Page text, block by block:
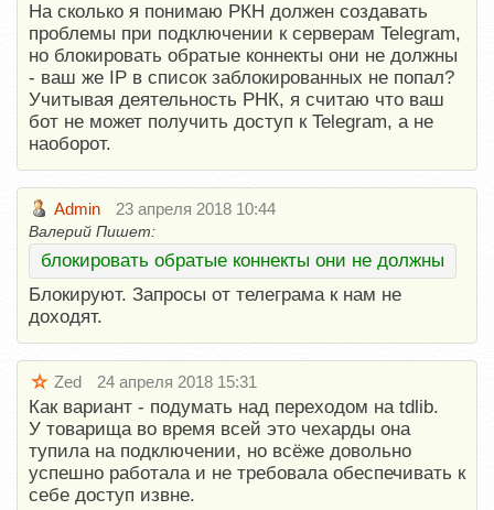
На сколько я понимаю РКН должен создавать
проблемы при подключении к серверам Telegram,
но блокировать обратые коннекты они не должны
- ваш же IP в список заблокированных не попал?
Учитывая деятельность РНК, я считаю что ваш
бот не может получить доступ к Telegram, а не
наоборот.
Admin 23 апреля 2018 10:44
Валерий Пишет:
блокировать обратые коннекты они не должны
Блокируют. Запросы от телеграма к нам не
доходят.
Zed 24 апреля 2018 15:31
Как вариант - подумать над переходом на tdlib.
У товарища во время всей это чехарды она
тупила на подключении, но всёже довольно
успешно работала и не требовала обеспечивать к
себе доступ извне.